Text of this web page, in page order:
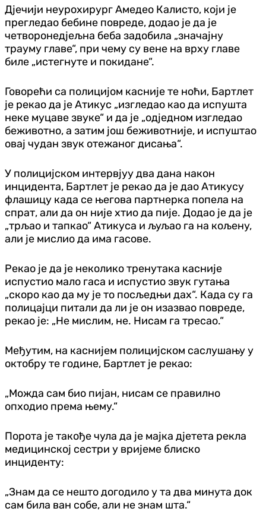
Дјечији неурохирург Амедео Калисто, који је
прегледао бебине повреде, додао је да је
четворонедјељна беба задобила „значајну
трауму главе“, при чему су вене на врху главе
биле „истегнуте и покидане“.
Говорећи са полицијом касније те ноћи, Бартлет
је рекао да је Атикус „изгледао као да испушта
неке муцаве звуке“ и да је „одједном изгледао
беживотно, а затим још беживотније, и испуштао
овај чудан звук отежаног дисања“.
У полицијском интервјуу два дана након
инцидента, Бартлет је рекао да је дао Атикусу
флашицу када се његова партнерка попела на
спрат, али да он није хтио да пије. Додао је да је
„трљао и тапкао“ Атикуса и љуљао га на кољену,
али је мислио да има гасове.
Рекао је да је неколико тренутака касније
испустио мало гаса и испустио звук гутања
„скоро као да му је то посљедњи дах“. Када су га
полицајци питали да ли је он изазвао повреде,
рекао је: „Не мислим, не. Нисам га тресао.“
Међутим, на каснијем полицијском саслушању у
октобру те године, Бартлет је рекао:
„Можда сам био пијан, нисам се правилно
опходио према њему.“
Порота је такође чула да је мајка дјетета рекла
медицинској сестри у вријеме блиско
инциденту:
„Знам да се нешто догодило у та два минута док
сам била ван собе, али не знам шта.“